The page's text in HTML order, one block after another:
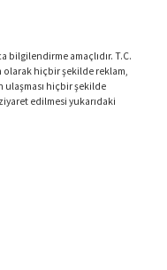
bilgilendirme amaçlıdır. T.C.
hiçbir şekilde reklam,
ulaşması hiçbir şekilde
edilmesi yukarıdaki